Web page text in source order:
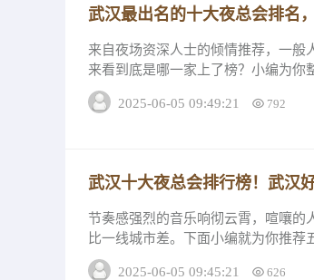
武汉最出名的十大夜总会排名
来自夜场资深人士的倾情推荐，一般
来看到底是哪一家上了榜？小编为你
去畅游夜世界吧。一、武汉赢佳汇夜
2025-06-05 09:49:21
792
武汉十大夜总会排行榜！武汉
节奏感强烈的音乐响彻云霄，喧嚷的
比一线城市差。下面小编就为你推
的消费详情和我个人推荐原因！一、
2025-06-05 09:45:21
626